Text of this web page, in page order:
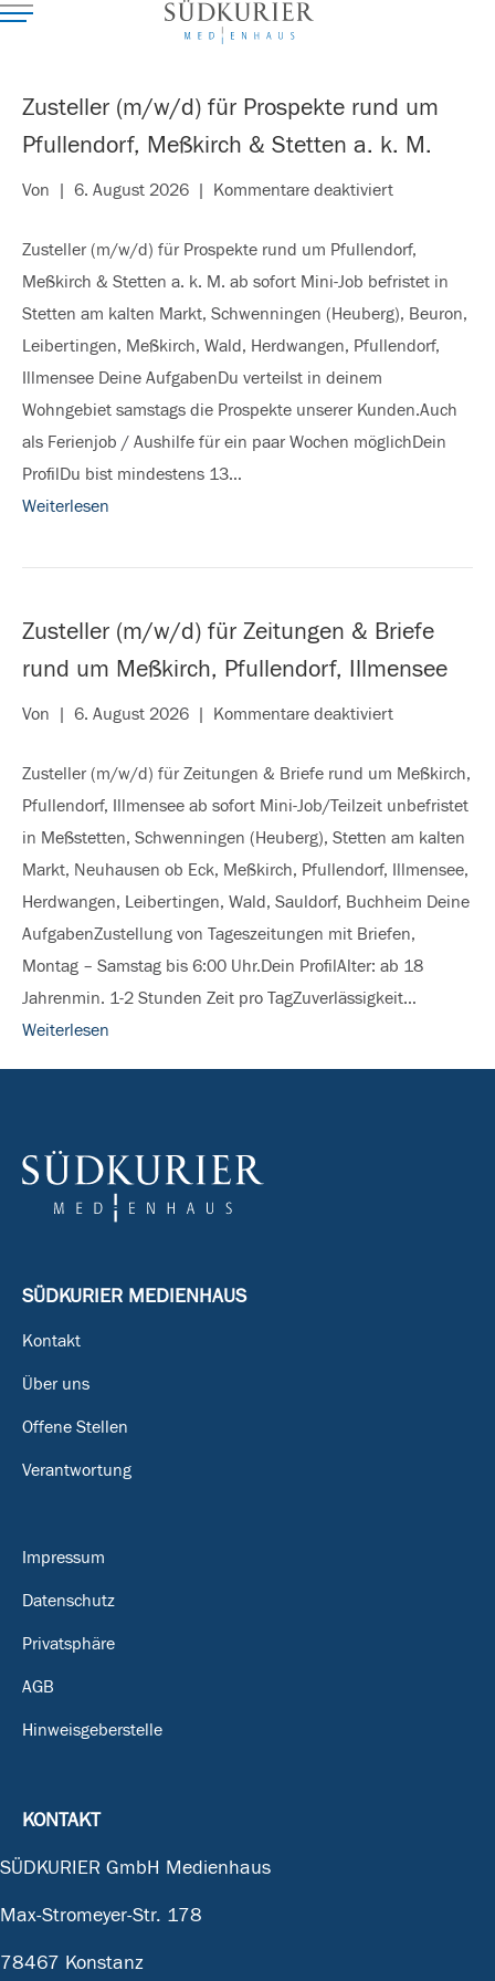
Zusteller (m/w/d) für Prospekte rund um
Pfullendorf, Meßkirch & Stetten a. k. M.
Von | 6. August 2026 | Kommentare deaktiviertfür
(m/w/d)
für
Prospekte
rund
Pfullendorf,
Meßkirch
k.
Zusteller (m/w/d) für Prospekte rund um Pfullendorf,
Meßkirch & Stetten a. k. M. ab sofort Mini-Job befristet in
Stetten am kalten Markt, Schwenningen (Heuberg), Beuron,
Leibertingen, Meßkirch, Wald, Herdwangen, Pfullendorf,
Illmensee Deine AufgabenDu verteilst in deinem
Wohngebiet samstags die Prospekte unserer Kunden.Auch
als Ferienjob / Aushilfe für ein paar Wochen möglichDein
ProfilDu bist mindestens 13…
Weiterlesen
Zusteller (m/w/d) für Zeitungen & Briefe
rund um Meßkirch, Pfullendorf, Illmensee
Von | 6. August 2026 | Kommentare deaktiviertfür
(m/w/d)
für
Zeitungen
&
Briefe
rund
um
Meßkirch,
Illmensee
Zusteller (m/w/d) für Zeitungen & Briefe rund um Meßkirch,
Pfullendorf, Illmensee ab sofort Mini-Job/Teilzeit unbefristet
in Meßstetten, Schwenningen (Heuberg), Stetten am kalten
Markt, Neuhausen ob Eck, Meßkirch, Pfullendorf, Illmensee,
Herdwangen, Leibertingen, Wald, Sauldorf, Buchheim Deine
AufgabenZustellung von Tageszeitungen mit Briefen,
Montag – Samstag bis 6:00 Uhr.Dein ProfilAlter: ab 18
Jahrenmin. 1-2 Stunden Zeit pro TagZuverlässigkeit…
Weiterlesen
SÜDKURIER MEDIENHAUS
Kontakt
Über uns
Offene Stellen
Verantwortung
Impressum
Datenschutz
Privatsphäre
AGB
Hinweisgeberstelle
KONTAKT
SÜDKURIER GmbH Medienhaus
Max-Stromeyer-Str. 178
78467 Konstanz